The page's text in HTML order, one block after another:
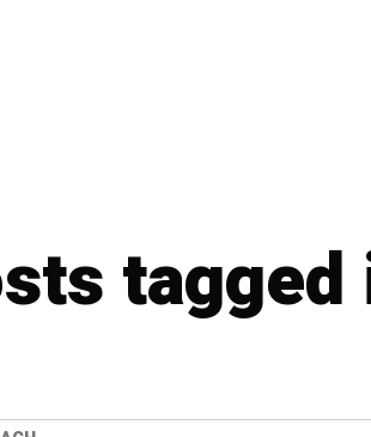
tagged